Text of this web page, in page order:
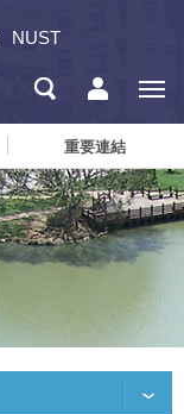
NUST
重要連結